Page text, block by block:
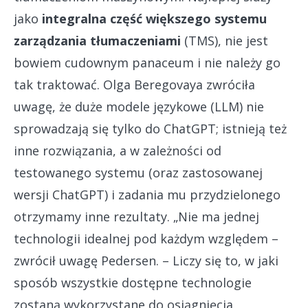
jako integralna część większego systemu
zarządzania tłumaczeniami (TMS), nie jest
bowiem cudownym panaceum i nie należy go
tak traktować. Olga Beregovaya zwróciła
uwagę, że duże modele językowe (LLM) nie
sprowadzają się tylko do ChatGPT; istnieją też
inne rozwiązania, a w zależności od
testowanego systemu (oraz zastosowanej
wersji ChatGPT) i zadania mu przydzielonego
otrzymamy inne rezultaty. „Nie ma jednej
technologii idealnej pod każdym względem –
zwrócił uwagę Pedersen. – Liczy się to, w jaki
sposób wszystkie dostępne technologie
zostaną wykorzystane do osiągnięcia